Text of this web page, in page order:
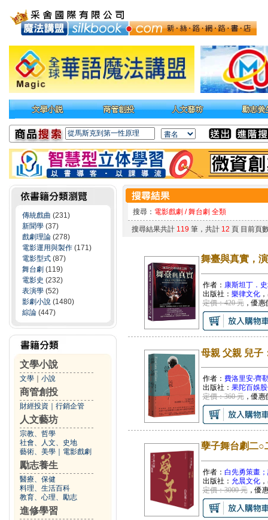
傳統戲曲 (231)
新聞學 (37)
戲劇理論 (278)
電影運用與製作 (171)
電影型式 (87)
舞台劇 (119)
電影史 (232)
表演學 (52)
影劇小說 (1480)
綜論 (447)
文學小說
文學 小說
商管創投
財經投資 行銷企管
人文藝坊
宗教、哲學
社會、人文、史地
藝術、美學
電影戲劇
勵志養生
醫療、保健
料理、生活百科
教育、心理、勵志
進修學習
搜尋： 電影戲劇 / 舞台劇 全類
搜尋結果共計 119 筆，共計 12 頁 目前頁
舞臺與真實，
作者： 康斯坦丁．
出版社： 樂律文化
定價：420 元，優惠
母親 父親 兒子
作者： 費洛里安‧齊
出版社： 果陀百娛
定價：360 元，優惠
孽子舞台劇二○
作者： 白先勇策畫
出版社： 允晨文化
定價：3000 元，優